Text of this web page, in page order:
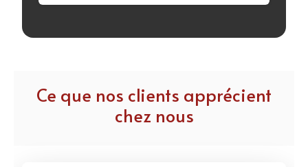
Ce que nos clients apprécient
chez nous